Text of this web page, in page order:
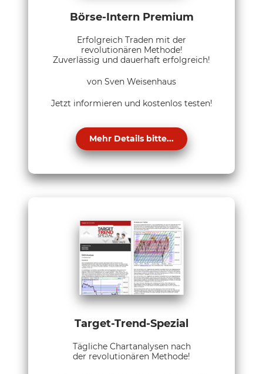
Börse-Intern Premium
Erfolgreich Traden mit der
revolutionären Methode!
Zuverlässig und dauerhaft erfolgreich!
von Sven Weisenhaus
Jetzt informieren und kostenlos testen!
Mehr Details bitte...
Target-Trend-Spezial
Tägliche Chartanalysen nach
der revolutionären Methode!